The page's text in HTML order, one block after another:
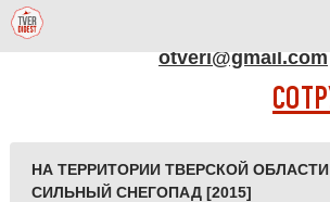
otveri@gmail.com
НА ТЕРРИТОРИИ ТВЕРСКОЙ
СИЛЬНЫЙ СНЕГОПАД [2015]